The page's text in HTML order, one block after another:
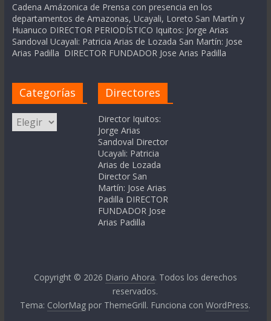
Cadena Amázonica de Prensa con presencia en los
departamentos de Amazonas, Ucayali, Loreto San Martín y
Huanuco DIRECTOR PERIODÍSTICO Iquitos: Jorge Arias
Sandoval Ucayali: Patricia Arias de Lozada San Martín: Jose
Arias Padilla DIRECTOR FUNDADOR Jose Arias Padilla
Categorías
Categorías
Directores
Director Iquitos:
Jorge Arias
Sandoval Director
Ucayali: Patricia
Arias de Lozada
Director San
Martín: Jose Arias
Padilla DIRECTOR
FUNDADOR Jose
Arias Padilla
Copyright © 2026 Diario Ahora. Todos los derechos
reservados.
Tema: ColorMag por ThemeGrill. Funciona conWordPress.